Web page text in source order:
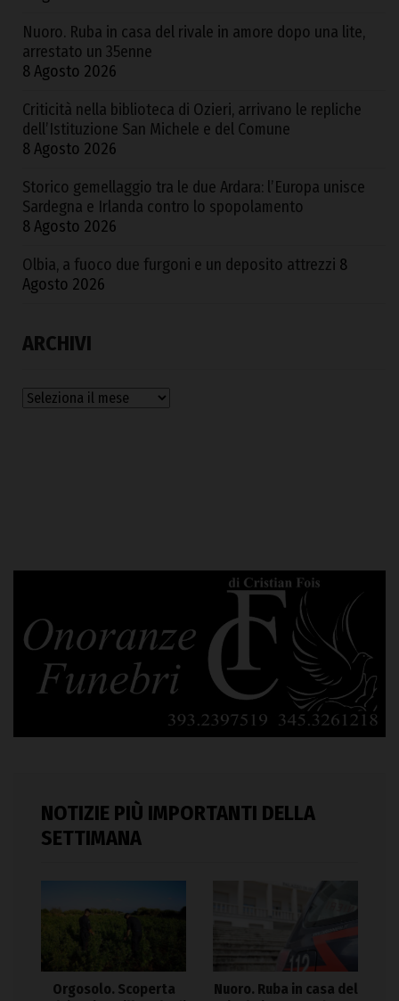
Nuoro. Ruba in casa del rivale in amore dopo una lite,
arrestato un 35enne
8 Agosto 2026
Criticità nella biblioteca di Ozieri, arrivano le repliche
dell’Istituzione San Michele e del Comune
8 Agosto 2026
Storico gemellaggio tra le due Ardara: l’Europa unisce
Sardegna e Irlanda contro lo spopolamento
8 Agosto 2026
Olbia, a fuoco due furgoni e un deposito attrezzi 8
Agosto 2026
ARCHIVI
Archivi
NOTIZIE PIÙ IMPORTANTI DELLA
SETTIMANA
Orgosolo. Scoperta
Nuoro. Ruba in casa del